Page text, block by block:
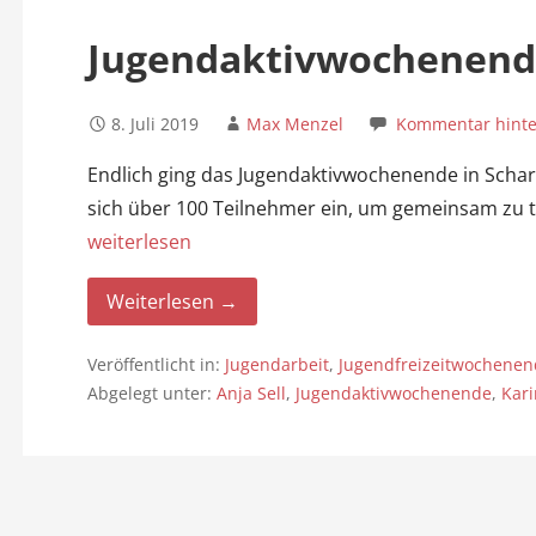
8. Juli 2019 Max Menzel Kommentar
Endlich ging das Jugendaktivwochenende in
sich über 100 Teilnehmer ein, um gemeinsam
weiterlesen
Weiterlesen →
Veröffentlicht in: Jugendarbeit,
Abgelegt unter: Anja Sell, Jugendaktivwochenende,